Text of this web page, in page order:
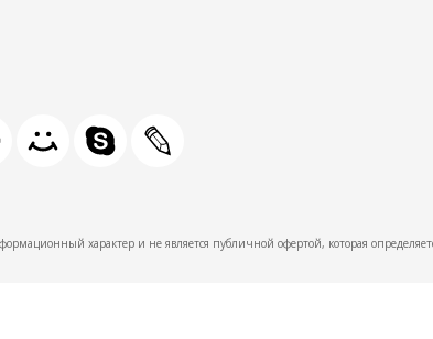
характер и не является публичной офертой, которая